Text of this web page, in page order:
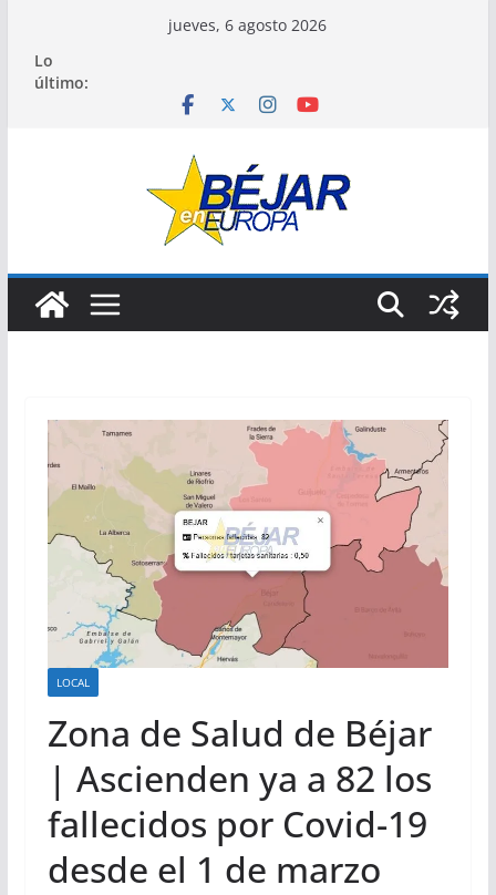
contenido
jueves, 6 agosto 2026
Lo
último:
LOCAL
Zona de Salud de Béjar
| Ascienden ya a 82 los
fallecidos por Covid-19
desde el 1 de marzo